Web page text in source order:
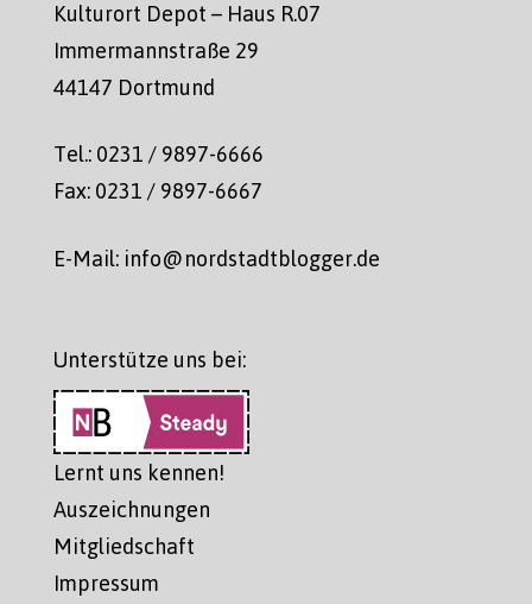
Kulturort Depot – Haus R.07
Immermannstraße 29
44147 Dortmund
Tel.: 0231 / 9897-6666
Fax: 0231 / 9897-6667
E-Mail: info@nordstadtblogger.de
Unterstütze uns bei:
Lernt uns kennen!
Auszeichnungen
Mitgliedschaft
Impressum